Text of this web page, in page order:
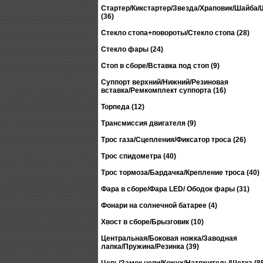
Стартер/Кикстартер/Звезда/Храповик/
(36)
Стекло стопа+повороты/Стекло стопа (28)
Стекло фары (24)
Стоп в сборе/Вставка под стоп (9)
Суппорт верхний/Нижний/Резиновая
вставка/Ремкомплект суппорта (16)
Торпеда (12)
Трансмиссия двигателя (9)
Трос газа/Сцепления/Фиксатор троса (26)
Трос спидометра (40)
Трос тормоза/Бардачка/Крепление троса (40)
Фара в сборе/Фара LED/ Ободок фары (31)
Фонари на солнечной батарее (4)
Хвост в сборе/Брызговик (10)
Центральная/Боковая ножка/Заводная
лапка/Пружина/Резинка (39)